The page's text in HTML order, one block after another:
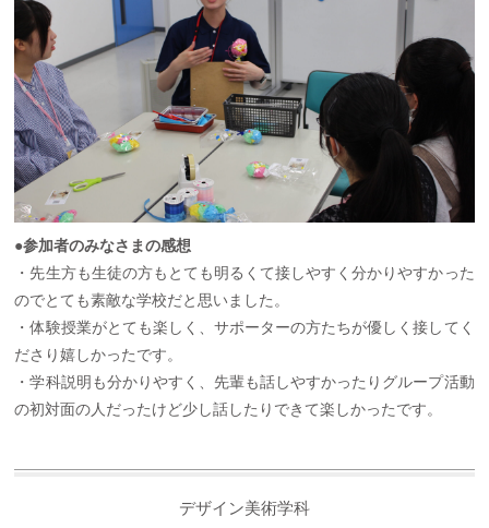
●参加者のみなさまの感想
・先生方も生徒の方もとても明るくて接しやすく分かりやすかった
のでとても素敵な学校だと思いました。
・体験授業がとても楽しく、サポーターの方たちが優しく接してく
ださり嬉しかったです。
・学科説明も分かりやすく、先輩も話しやすかったりグループ活動
の初対面の人だったけど少し話したりできて楽しかったです。
デザイン美術学科